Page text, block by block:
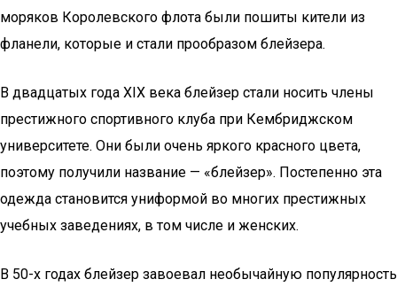
моряков Королевского флота были пошиты кители из
фланели, которые и стали прообразом блейзера.
В двадцатых года XIX века блейзер стали носить члены
престижного спортивного клуба при Кембриджском
университете. Они были очень яркого красного цвета,
поэтому получили название — «блейзер». Постепенно эта
одежда становится униформой во многих престижных
учебных заведениях, в том числе и женских.
В 50-х годах блейзер завоевал необычайную популярность